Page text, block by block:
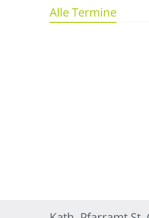
Alle Termine